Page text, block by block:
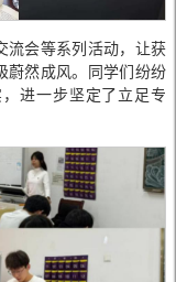
流会等系列活动，让获
蔚然成风。同学们纷纷
进一步坚定了立足专